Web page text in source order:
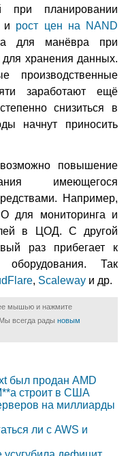
при планировании
и рост цен на NAND
для манёвра при
хранения данных.
производственные
заработают ещё
снизиться в
начнут приносить
повышение
имеющегося
Например,
для мониторинга и
в ЦОД. С другой
раз прибегает к
Так
, Scaleway и др.
мышью и нажмите
всегда рады новым
был продан AMD
строит в США
на миллиарды
ли с AWS и